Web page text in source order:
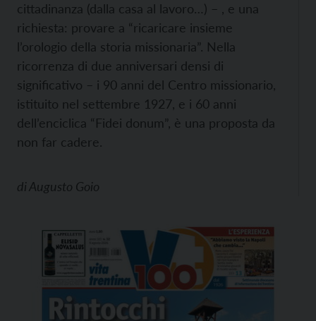
cittadinanza (dalla casa al lavoro…) – , e una
richiesta: provare a “ricaricare insieme
l’orologio della storia missionaria”. Nella
ricorrenza di due anniversari densi di
significativo – i 90 anni del Centro missionario,
istituito nel settembre 1927, e i 60 anni
dell’enciclica “Fidei donum”, è una proposta da
non far cadere.
diAugusto Goio